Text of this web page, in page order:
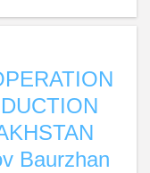
Baurzhan